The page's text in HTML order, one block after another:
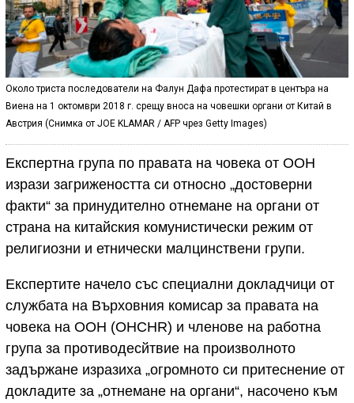
Около триста последователи на Фалун Дафа протестират в центъра на
Виена на 1 октомври 2018 г. срещу вноса на човешки органи от Китай в
Австрия (Снимка от JOE KLAMAR / AFP чрез Getty Images)
Експертна група по правата на човека от ООН
изрази загрижеността си относно „достоверни
факти“ за принудително отнемане на органи от
страна на китайския комунистически режим от
религиозни и етнически малцинствени групи.
Експертите начело със специални докладчици от
службата на Върховния комисар за правата на
човека на ООН (OHCHR) и членове на работна
група за противодесйтвие на произволното
задържане изразиха „огромното си притеснение от
докладите за „отнемане на органи“, насочено към